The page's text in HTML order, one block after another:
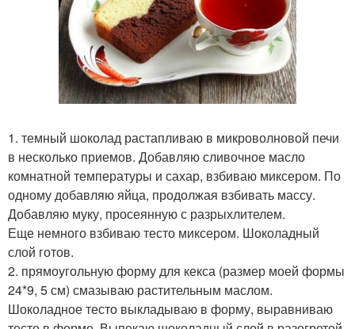
1. темный шоколад растапливаю в микроволновой печи
в несколько приемов. Добавляю сливочное масло
комнатной температуры и сахар, взбиваю миксером. По
одному добавляю яйца, продолжая взбивать массу.
Добавляю муку, просеянную с разрыхлителем.
Еще немного взбиваю тесто миксером. Шоколадный
слой готов.
2. прямоугольную форму для кекса (размер моей формы
24*9, 5 см) смазываю растительным маслом.
Шоколадное тесто выкладываю в форму, выравниваю